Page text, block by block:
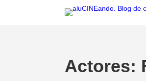
Actores: